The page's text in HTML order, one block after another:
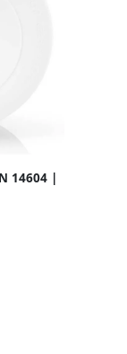
14604 |
Wit | 1